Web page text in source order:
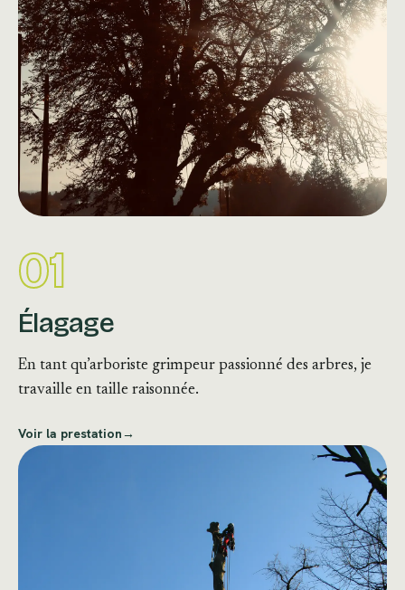
01
Élagage
En tant qu’arboriste grimpeur passionné des arbres, je
travaille en taille raisonnée.
Voir la prestation→